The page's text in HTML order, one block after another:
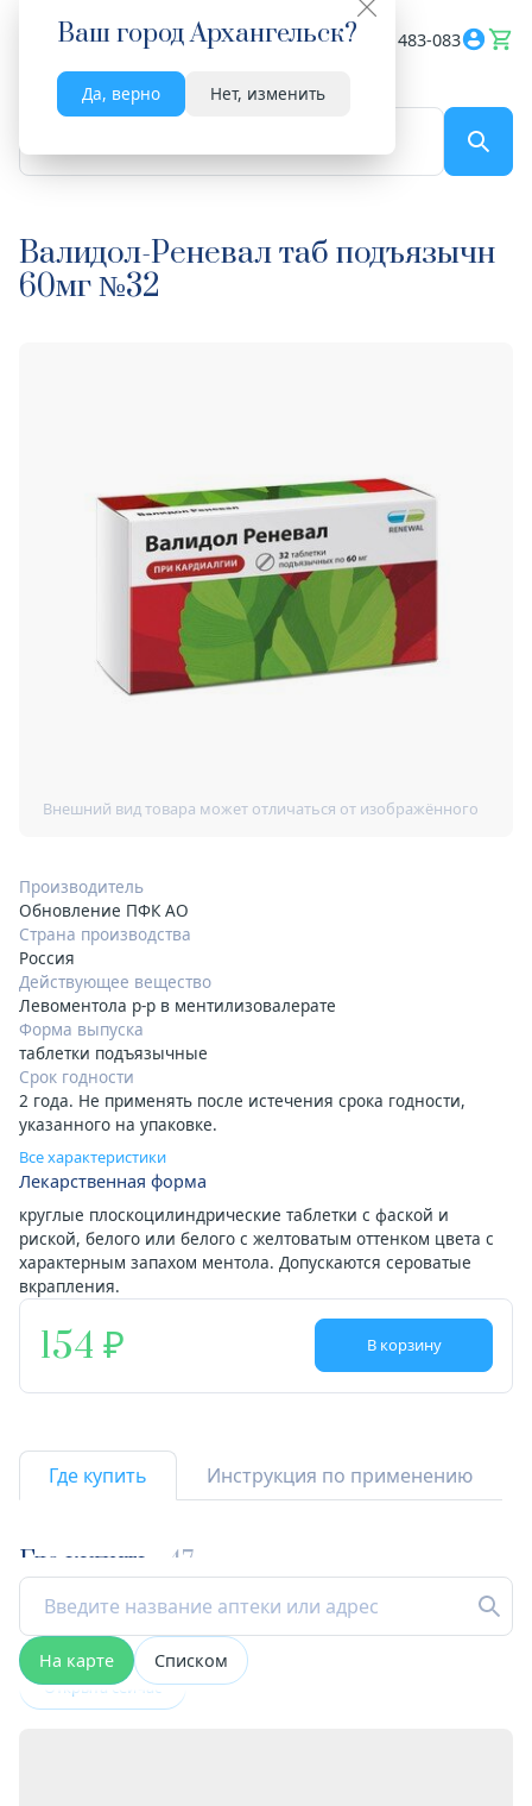
Ваш городАрхангельск?
Да, верно Нет, изменить
Весь сайт 8182 483-083
Валидол-Реневал таб подъязычн
60мг №32
Производитель
Обновление ПФК АО
Страна производства
Россия
Действующее вещество
Левоментола р-р в ментилизовалерате
Форма выпуска
таблетки подъязычные
Срок годности
2 года. Не применять после истечения срока годности,
указанного на упаковке.
Все характеристики
Лекарственная форма
круглые плоскоцилиндрические таблетки с фаской и
риской, белого или белого с желтоватым оттенком цвета с
характерным запахом ментола. Допускаются сероватые
вкрапления.
154 В корзину
Где купить Инструкция по применению
Где купить 47
На карте Списком
Открыта сейчас